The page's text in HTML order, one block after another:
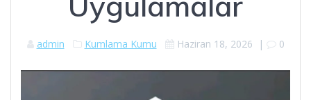
admin Kumlama Kumu Haziran 18, 2026 | 0